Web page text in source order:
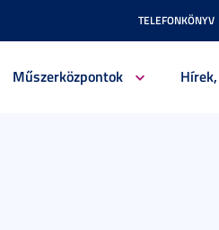
TELEFONKÖNYV
Műszerközpontok